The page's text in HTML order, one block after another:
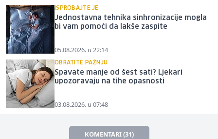
ISPROBAJTE JE
Jednostavna tehnika sinhronizacije mogla
bi vam pomoći da lakše zaspite
05.08.2026. u 22:14
OBRATITE PAŽNJU
Spavate manje od šest sati? Ljekari
upozoravaju na tihe opasnosti
03.08.2026. u 07:48
KOMENTARI (31)